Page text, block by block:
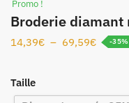
Promo !
Broderie
14,39€ – 69,59€ -35%
Taille